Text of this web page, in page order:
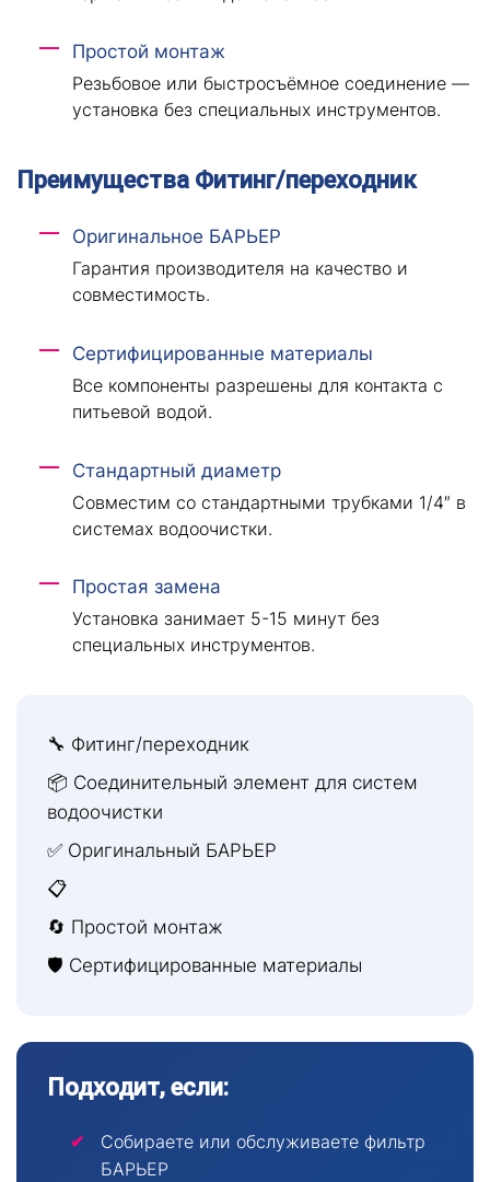
Простой монтаж
Резьбовое или быстросъёмное соединение —
установка без специальных инструментов.
Преимущества Фитинг/переходник
Оригинальное БАРЬЕР
Гарантия производителя на качество и
совместимость.
Сертифицированные материалы
Все компоненты разрешены для контакта с
питьевой водой.
Стандартный диаметр
Совместим со стандартными трубками 1/4″ в
системах водоочистки.
Простая замена
Установка занимает 5-15 минут без
специальных инструментов.
🔧 Фитинг/переходник
📦 Соединительный элемент для систем
водоочистки
✅ Оригинальный БАРЬЕР
📋
🔄 Простой монтаж
🛡 Сертифицированные материалы
Подходит, если:
Собираете или обслуживаете фильтр
БАРЬЕР